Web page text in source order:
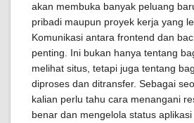
akan membuka banyak peluang
pribadi maupun proyek kerja yang
Komunikasi antara frontend dan
penting. Ini bukan hanya tentang
melihat situs, tetapi juga tentang
diproses dan ditransfer. Sebagai
kalian perlu tahu cara menangani
benar dan mengelola status aplikasi